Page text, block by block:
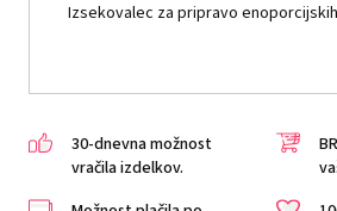
Izsekovalec za pripravo
30-dnevna možnost
vračila izdelkov.